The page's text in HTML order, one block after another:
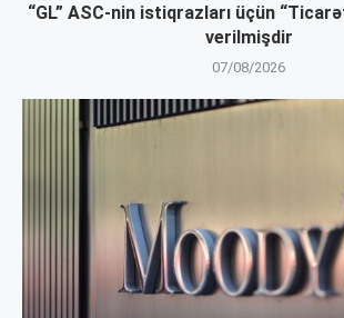
“GL” ASC-nin istiqrazları üçün
verilmişdir
07/08/2026